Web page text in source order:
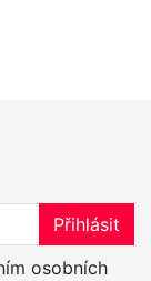
Přihlásit
osobních